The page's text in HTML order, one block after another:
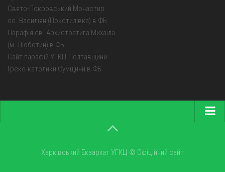
Свято-Покровський Монастир
оо. Василіян (Покотилівка) в ФБ
Парафія св. Архистратига Михаїла
(м. Люботин) в ФБ
Сайт парафій УГКЦ Полтавщини
Греко-католики Сумщини в ФБ
Про екзархатХарківський Екзархат УГКЦ © Офіційний сайт